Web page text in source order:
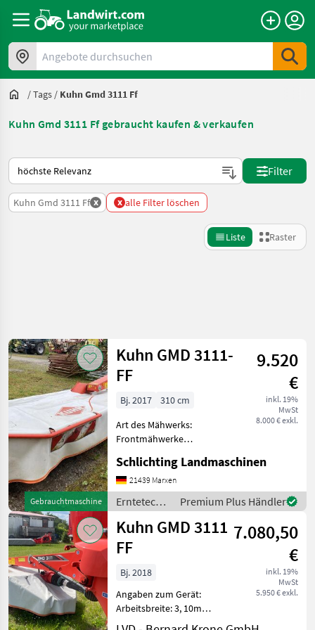
Angebote durchsuchen
/Tags / Kuhn Gmd 3111 Ff
Kuhn Gmd 3111 Ff gebraucht kaufen & verkaufen
So wird auf Landwirt.com sortiert
Filter
Kuhn Gmd 3111 Ff x x alle Filter löschen
Liste Raster
Kategorie 2 Land Filter
AKTUELLER
Kuhn
Gmd
3111
Ff
KATEGORIE
WÄHLEN
Landtechnik
2
MARKTPLATZ
Marktplatz Händlerangebote Kleinanzeigen
Zurücksetzen
2
Ergebnisse
anzeigen
Gebrauchtmaschine
Kuhn GMD 3111-
FF
9.520
€
inkl. 19%
MwSt
8.000 € exkl.
Bj. 2017
310 cm
Art des Mähwerks:
Frontmähwerke
Scheibenmähwerk
________ Technische Daten
Arbeitsbreite (m) 3.1
Mähbalken OPTIDISC
Anzahl Mähscheiben mit St
Schlichting Landmaschinen
21439 Marxen
Erntetechnik
Grünland /
Kuhn
Premium Plus Händler
Kuhn GMD 3111
FF
7.080,50
€
inkl. 19%
MwSt
5.950 € exkl.
Bj. 2018
Angaben zum Gerät:
Arbeitsbreite: 3, 10m
Mähbalken: OPTIDISC